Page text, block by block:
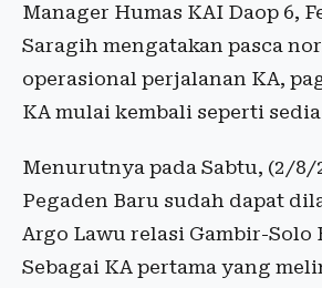
Manager Humas KAI Daop 6,
Saragih mengatakan pasca
operasional perjalanan KA,
KA mulai kembali seperti
Menurutnya pada Sabtu, (2/8/
Pegaden Baru sudah dapat
Argo Lawu relasi Gambir-Solo
Sebagai KA pertama yang